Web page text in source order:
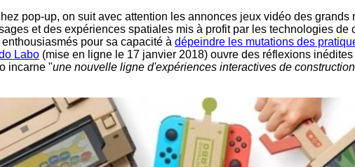
pop-up, on suit avec attention les annonces jeux vidéo des grands
et des expériences spatiales mis à profit par les technologies
pour sa capacité à dépeindre les mutations des
Labo (mise en ligne le 17 janvier 2018) ouvre des réflexions
incarne "une nouvelle ligne d'expériences interactives de